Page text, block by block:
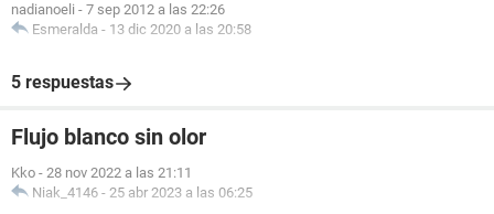
nadianoeli - 7 sep 2012 a las 22:26
Esmeralda - 13 dic 2020 a las 20:58
5 respuestas
Flujo blanco sin olor
Kko - 28 nov 2022 a las 21:11
Niak_4146 - 25 abr 2023 a las 06:25